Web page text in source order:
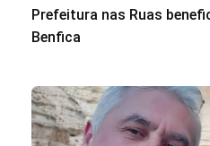
Prefeitura nas Ruas
Benfica